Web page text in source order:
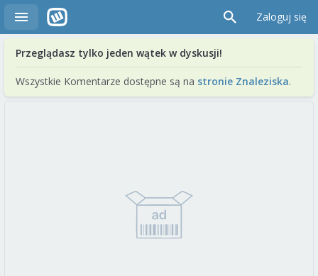
Zaloguj się
Przeglądasz tylko jeden wątek w dyskusji!
Wszystkie Komentarze dostępne są na stronie Znaleziska.